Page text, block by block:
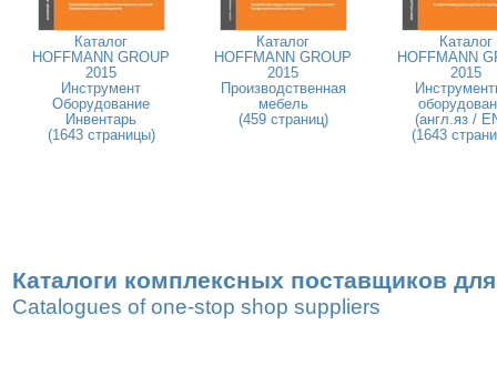
Каталог
HOFFMANN GROUP
2015
Инструмент
Оборудование
Инвентарь
(1643 страницы)
Каталог
HOFFMANN GROUP
2015
Производственная
мебель
(459 страниц)
Каталог
HOFFMANN
2015
(англ.яз /
(1643
Каталоги комплексных поставщиков
Catalogues of one-stop shop suppliers